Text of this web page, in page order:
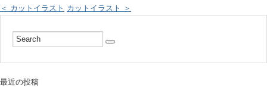
＜ カットイラスト カットイラスト ＞
最近の投稿